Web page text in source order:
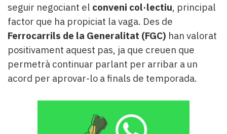
seguir negociant el conveni col·lectiu, principal
factor que ha propiciat la vaga. Des de
Ferrocarrils de la Generalitat (FGC) han valorat
positivament aquest pas, ja que creuen que
permetrà continuar parlant per arribar a un
acord per aprovar-lo a finals de temporada.